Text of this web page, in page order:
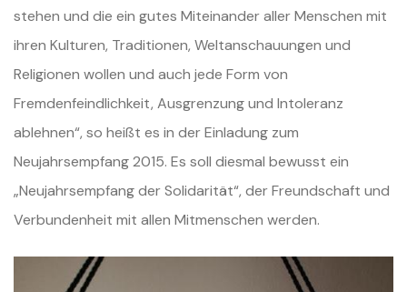
stehen und die ein gutes Miteinander aller Menschen mit
ihren Kulturen, Traditionen, Weltanschauungen und
Religionen wollen und auch jede Form von
Fremdenfeindlichkeit, Ausgrenzung und Intoleranz
ablehnen“, so heißt es in der Einladung zum
Neujahrsempfang 2015. Es soll diesmal bewusst ein
„Neujahrsempfang der Solidarität“, der Freundschaft und
Verbundenheit mit allen Mitmenschen werden.